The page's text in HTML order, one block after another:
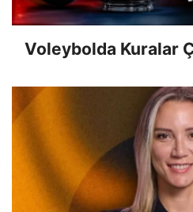
Voleybolda Kuralar